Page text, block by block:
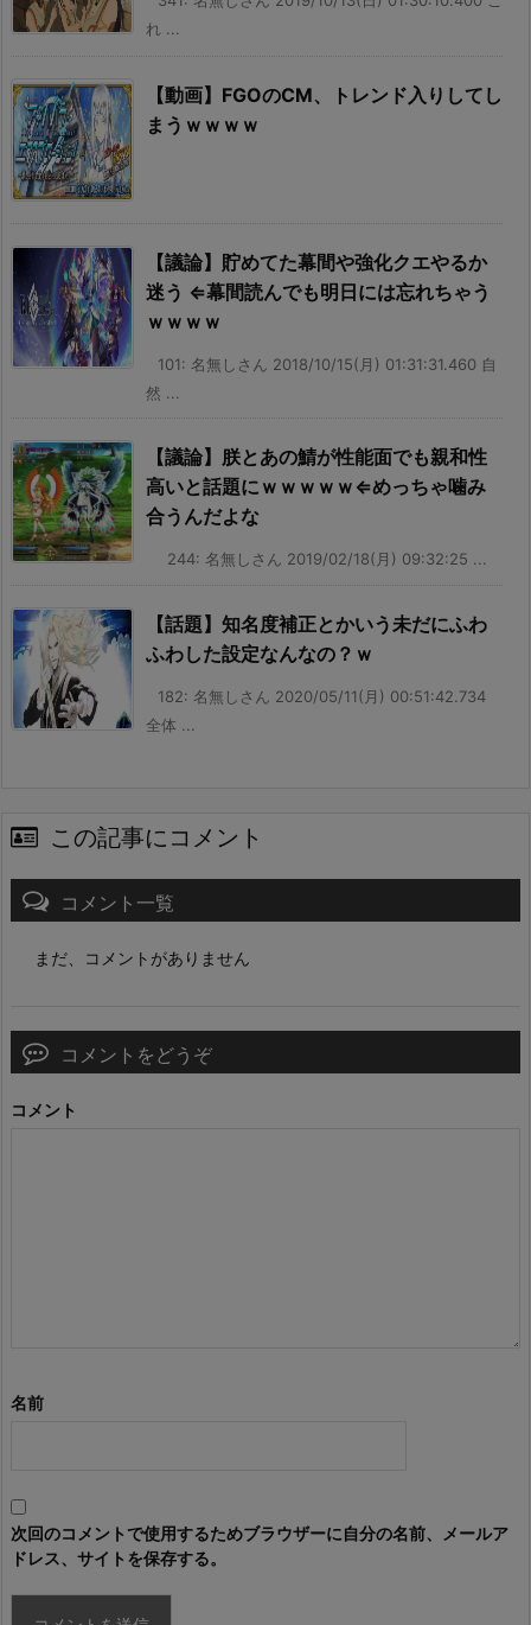
れ ...
【動画】FGOのCM、トレンド入りしてし
まうｗｗｗｗ
【議論】貯めてた幕間や強化クエやるか
迷う ⇐幕間読んでも明日には忘れちゃう
ｗｗｗｗ
101: 名無しさん 2018/10/15(月) 01:31:31.460 自
然 ...
【議論】朕とあの鯖が性能面でも親和性
高いと話題にｗｗｗｗｗ⇐めっちゃ噛み
合うんだよな
244: 名無しさん 2019/02/18(月) 09:32:25 ...
【話題】知名度補正とかいう未だにふわ
ふわした設定なんなの？ｗ
182: 名無しさん 2020/05/11(月) 00:51:42.734
全体 ...
この記事にコメント
コメント一覧
まだ、コメントがありません
コメントをどうぞ
コメント
名前
次回のコメントで使用するためブラウザーに自分の名前、メールア
ドレス、サイトを保存する。